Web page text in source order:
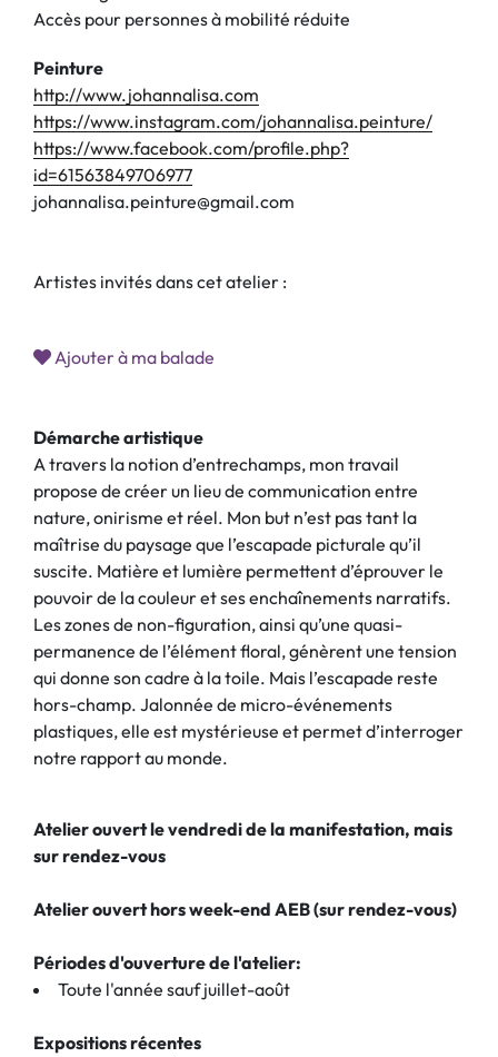
Accès pour personnes à mobilité réduite
Peinture
http://www.johannalisa.com
https://www.instagram.com/johannalisa.peinture/
https://www.facebook.com/profile.php?
id=61563849706977
johannalisa.peinture@gmail.com
Artistes invités dans cet atelier :
Ajouter à ma balade
Démarche artistique
A travers la notion d’entrechamps, mon travail
propose de créer un lieu de communication entre
nature, onirisme et réel. Mon but n’est pas tant la
maîtrise du paysage que l’escapade picturale qu’il
suscite. Matière et lumière permettent d’éprouver le
pouvoir de la couleur et ses enchaînements narratifs.
Les zones de non-figuration, ainsi qu’une quasi-
permanence de l’élément floral, génèrent une tension
qui donne son cadre à la toile. Mais l’escapade reste
hors-champ. Jalonnée de micro-événements
plastiques, elle est mystérieuse et permet d’interroger
notre rapport au monde.
Atelier ouvert le vendredi de la manifestation, mais
sur rendez-vous
Atelier ouvert hors week-end AEB (sur rendez-vous)
Périodes d'ouverture de l'atelier:
Toute l'année sauf juillet-août
Expositions récentes